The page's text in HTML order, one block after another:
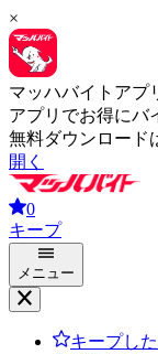
×
マッハバイトアプ
アプリでお得にバ
無料ダウンロード
開く
0
キープ
メニュー
キープし